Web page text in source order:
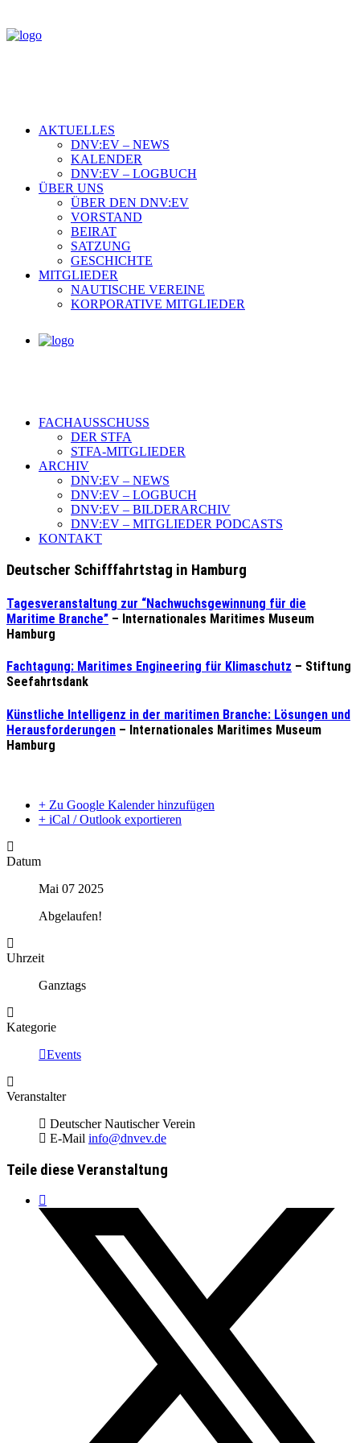
AKTUELLES
DNV:EV – NEWS
KALENDER
DNV:EV – LOGBUCH
ÜBER UNS
ÜBER DEN DNV:EV
VORSTAND
BEIRAT
SATZUNG
GESCHICHTE
MITGLIEDER
NAUTISCHE VEREINE
KORPORATIVE MITGLIEDER
FACHAUSSCHUSS
DER STFA
STFA-MITGLIEDER
ARCHIV
DNV:EV – NEWS
DNV:EV – LOGBUCH
DNV:EV – BILDERARCHIV
DNV:EV – MITGLIEDER PODCASTS
KONTAKT
Deutscher Schifffahrtstag in Hamburg
Tagesveranstaltung zur “Nachwuchsgewinnung für die
Maritime Branche” – Internationales Maritimes Museum
Hamburg
Fachtagung: Maritimes Engineering für Klimaschutz – Stiftung
Seefahrtsdank
Künstliche Intelligenz in der maritimen Branche: Lösungen und
Herausforderungen – Internationales Maritimes Museum
Hamburg
+ Zu Google Kalender hinzufügen
+ iCal / Outlook exportieren
Datum
Mai 07 2025
Abgelaufen!
Uhrzeit
Ganztags
Kategorie
Events
Veranstalter
Deutscher Nautischer Verein
E-Mail info@dnvev.de
Teile diese Veranstaltung